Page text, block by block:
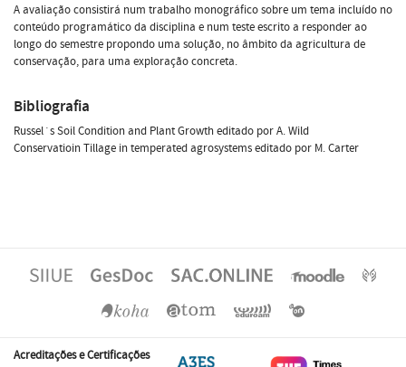
A avaliação consistirá num trabalho monográfico sobre um tema incluído no
conteúdo programático da disciplina e num teste escrito a responder ao
longo do semestre propondo uma solução, no âmbito da agricultura de
conservação, para uma exploração concreta.
Bibliografia
Russel´s Soil Condition and Plant Growth editado por A. Wild
Conservatioin Tillage in temperated agrosystems editado por M. Carter
Acreditações e Certificações